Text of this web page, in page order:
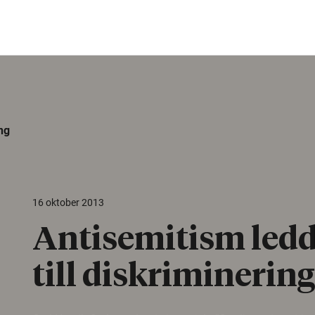
16 oktober 2013
Antisemitism
till diskriminering